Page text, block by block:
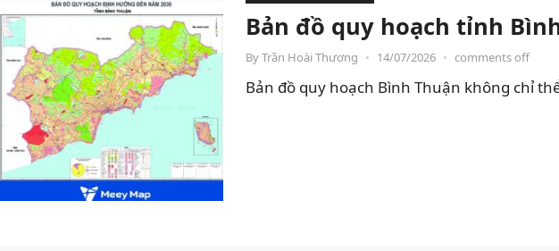
Bản đồ quy hoạch tỉnh
ByTrần Hoài Thương • 14/07/2026 • comments off
Bản đồ quy hoạch Bình Thuận không chỉ